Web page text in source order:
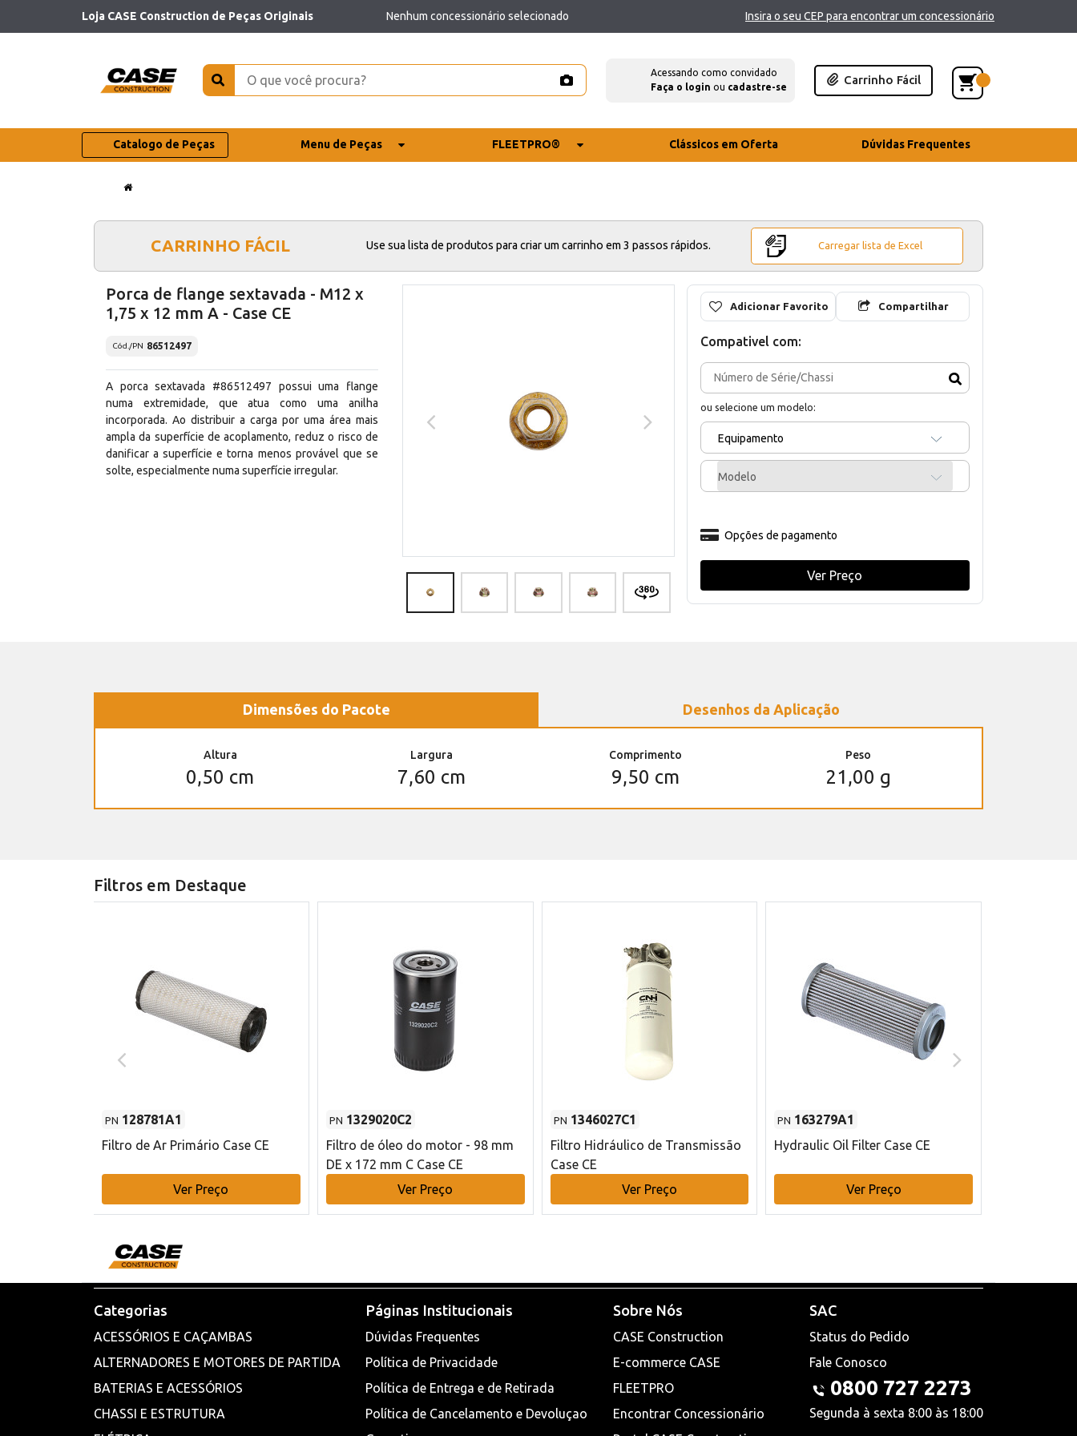
Loja CASE Construction de Peças Originais Nenhum concessionário selecionado Insira o seu CEP para encontrar um concessionário
Acessando como convidado
Faça o login ou cadastre-se
Carrinho Fácil
Catalogo de Peças Menu de Peças FLEETPRO® Clássicos em Oferta Dúvidas Frequentes
CARRINHO FÁCIL Use sua lista de produtos para criar um carrinho em 3 passos rápidos. Carregar lista de Excel
Porca de flange sextavada - M12 x
1,75 x 12 mm A - Case CE
Cód./PN 86512497
A porca sextavada #86512497 possui uma flange
numa extremidade, que atua como uma anilha
incorporada. Ao distribuir a carga por uma área mais
ampla da superfície de acoplamento, reduz o risco de
danificar a superfície e torna menos provável que se
solte, especialmente numa superfície irregular.
Adicionar Favorito Compartilhar
Compativel com:
ou selecione um modelo:
Equipamento
Modelo
Opções de pagamento
Ver Preço
Dimensões do Pacote Desenhos da Aplicação
Altura
0,50 cm
Largura
7,60 cm
Comprimento
9,50 cm
Peso
21,00 g
Filtros em Destaque
PN 128781A1
Filtro de Ar Primário Case CE
Ver Preço
PN 1329020C2
Filtro de óleo do motor - 98 mm
DE x 172 mm C Case CE
Ver Preço
PN 1346027C1
Filtro Hidráulico de Transmissão
Case CE
Ver Preço
PN 163279A1
Hydraulic Oil Filter Case CE
Ver Preço
Categorias
ACESSÓRIOS E CAÇAMBAS
ALTERNADORES E MOTORES DE PARTIDA
BATERIAS E ACESSÓRIOS
CHASSI E ESTRUTURA
Páginas Institucionais
Dúvidas Frequentes
Política de Privacidade
Política de Entrega e de Retirada
Política de Cancelamento e Devoluçao
Sobre Nós
CASE Construction
E-commerce CASE
FLEETPRO
Encontrar Concessionário
SAC
Status do Pedido
Fale Conosco
0800 727 2273
Segunda à sexta 8:00 às 18:00